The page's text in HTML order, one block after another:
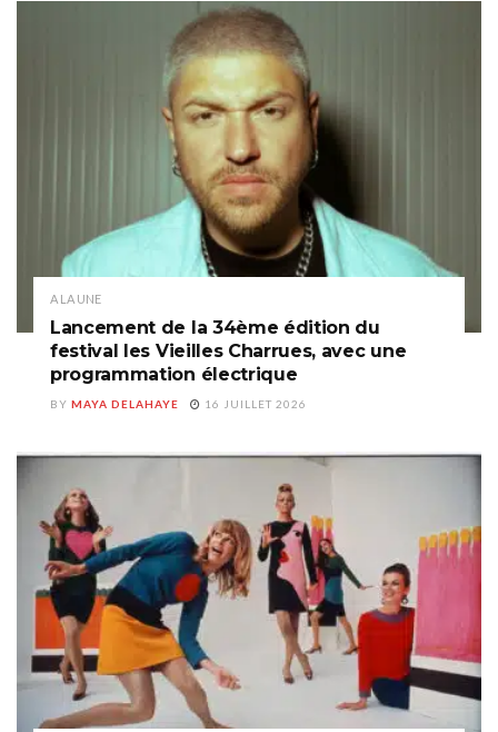
A LA UNE
Lancement de la 34ème édition du
festival les Vieilles Charrues, avec une
programmation électrique
BY MAYA DELAHAYE 16 JUILLET 2026